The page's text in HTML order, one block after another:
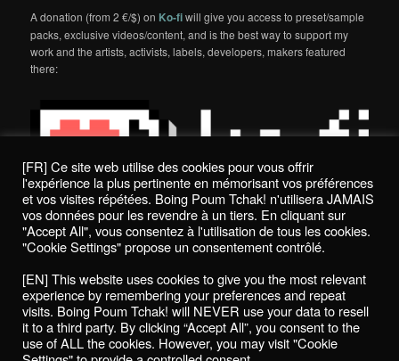
A donation (from 2 €/$) on Ko-fiwill give you access to preset/sample
packs, exclusive videos/content, and is the best way to support my
work and the artists, activists, labels, developers, makers featured
there:
Politique de confidentialité / Privacy Policy
Boing Poum Tchak! - 2022
[FR] Ce site web utilise des cookies pour vous offrir
l'expérience la plus pertinente en mémorisant vos préférences
et vos visites répétées. Boing Poum Tchak! n'utilisera JAMAIS
vos données pour les revendre à un tiers. En cliquant sur
"Accept All", vous consentez à l'utilisation de tous les cookies.
"Cookie Settings" propose un consentement contrôlé.
[EN] This website uses cookies to give you the most relevant
experience by remembering your preferences and repeat
visits. Boing Poum Tchak! will NEVER use your data to resell
it to a third party. By clicking “Accept All”, you consent to the
use of ALL the cookies. However, you may visit "Cookie